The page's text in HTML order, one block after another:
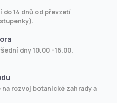
14 dnů od převzetí
dny 10.00 –16.00.
rozvoj botanické zahrady a